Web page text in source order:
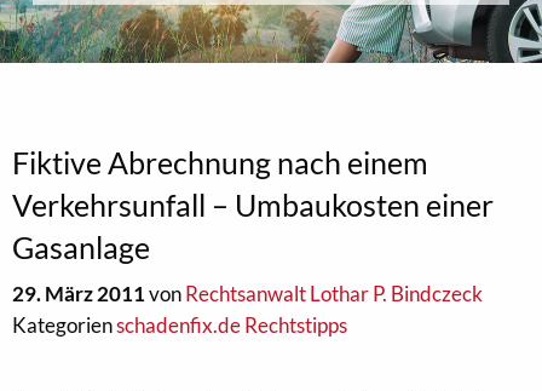
Fiktive Abrechnung nach einem
Verkehrsunfall – Umbaukosten einer
Gasanlage
29. März 2011vonRechtsanwalt Lothar P. Bindczeck
Kategorienschadenfix.de Rechtstipps